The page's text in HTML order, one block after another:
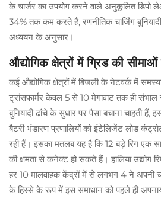
के चार्जर का उपयोग करने वाले अनुकूलित डिपो
34% तक कम करते हैं, रणनीतिक चार्जिंग
अध्ययन के अनुसार।
औद्योगिक क्षेत्रों में ग्रिड की
कई औद्योगिक क्षेत्रों में बिजली के नेटवर्क में
ट्रांसफार्मर केवल 5 से 10 मेगावाट तक ही
बुनियादी ढांचे के सुधार पर पैसा बचाना चाहती हैं,
बैटरी भंडारण प्रणालियों को इंटेलिजेंट लोड
रही हैं। इसका मतलब यह है कि 12 बड़े रिग एक
की क्षमता से कनेक्ट हो सकते हैं। हालिया उद्योग
हर 10 मालवाहक केंद्रों में से लगभग 4 ने अपनी
के हिस्से के रूप में इस समाधान को पहले ही